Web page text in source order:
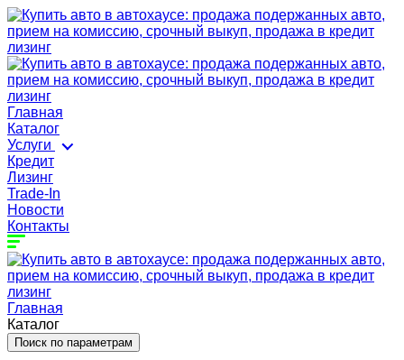
Главная
Каталог
Услуги
Кредит
Лизинг
Trade-In
Новости
Контакты
Главная
Каталог
Поиск по параметрам